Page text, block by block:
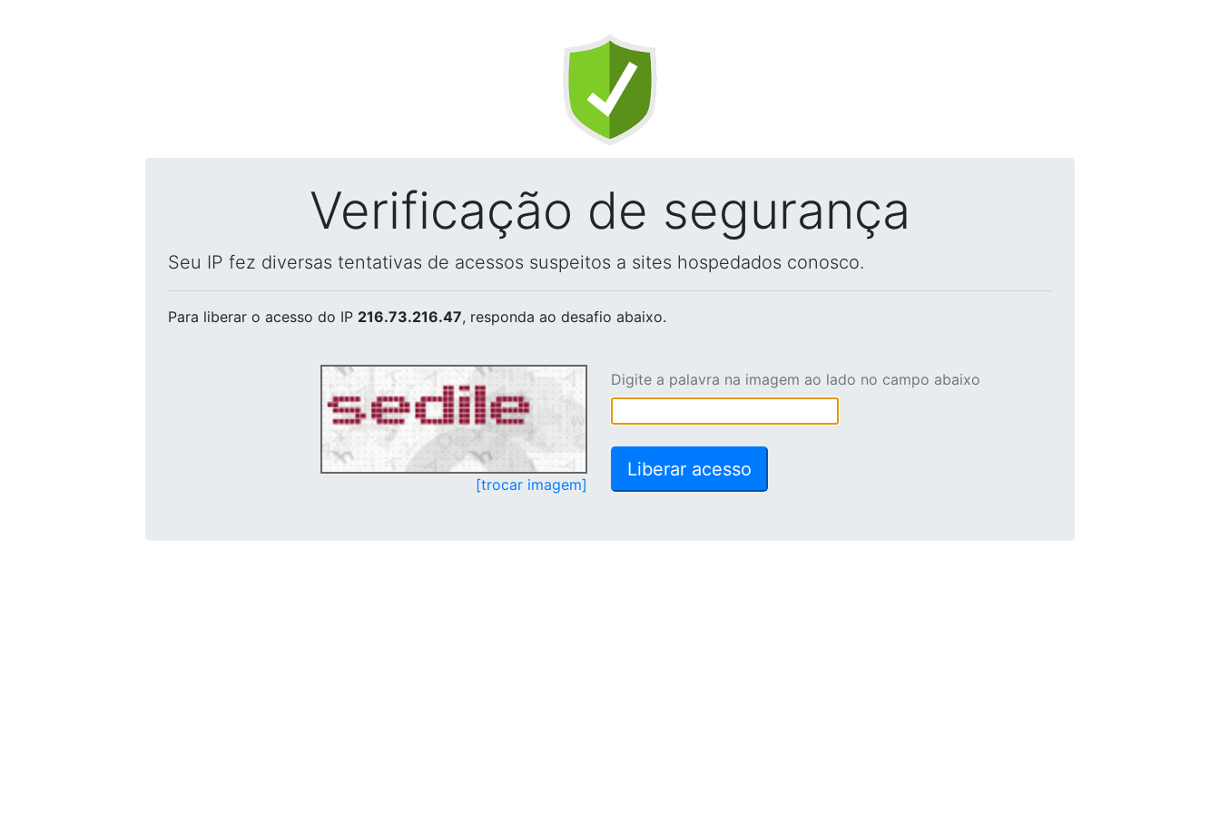
Verificação de segurança
Seu IP fez diversas tentativas de acessos suspeitos a sites hospedados conosco.
Para liberar o acesso do IP 216.73.216.47, responda ao desafio abaixo.
[trocar imagem]
Digite a palavra na imagem ao lado no campo abaixo